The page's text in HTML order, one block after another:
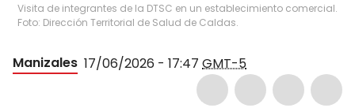
Visita de integrantes de la DTSC en un establecimiento comercial.
Foto: Dirección Territorial de Salud de Caldas.
Manizales 17/06/2026 - 17:47 GMT-5